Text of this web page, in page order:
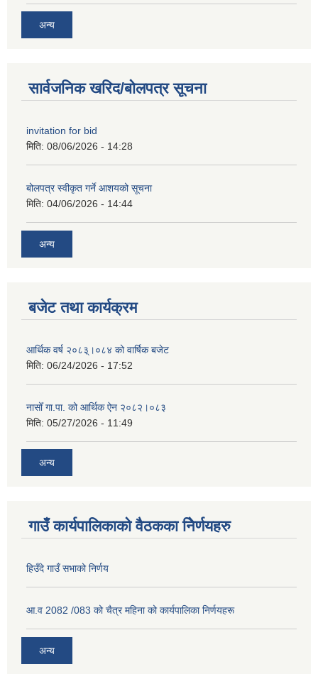
अन्य
सार्वजनिक खरिद/बोलपत्र सूचना
invitation for bid
मिति: 08/06/2026 - 14:28
बोलपत्र स्वीकृत गर्ने आशयको सूचना
मिति: 04/06/2026 - 14:44
अन्य
बजेट तथा कार्यक्रम
आर्थिक वर्ष २०८३्।०८४ को वार्षिक बजेट
मिति: 06/24/2026 - 17:52
नासोँ गा.पा. को आर्थिक ऐन २०८२।०८३
मिति: 05/27/2026 - 11:49
अन्य
गाउँ कार्यपालिकाको वैठकका निेर्णयहरु
हिउँदे गाउँ सभाको निर्णय
आ.व 2082 /083 को चैत्र महिना को कार्यपालिका निर्णयहरू
अन्य